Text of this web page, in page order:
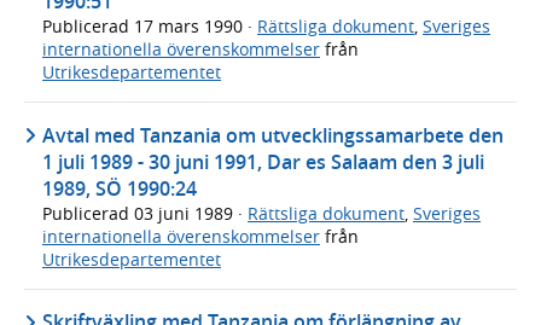
Publicerad 17 mars 1990 · Rättsliga dokument, Sveriges
internationella överenskommelser från
Utrikesdepartementet
Avtal med Tanzania om utvecklingssamarbete den
1 juli 1989 - 30 juni 1991, Dar es Salaam den 3 juli
1989, SÖ 1990:24
Publicerad 03 juni 1989 · Rättsliga dokument Sveriges
internationella överenskommelser från
Utrikesdepartementet